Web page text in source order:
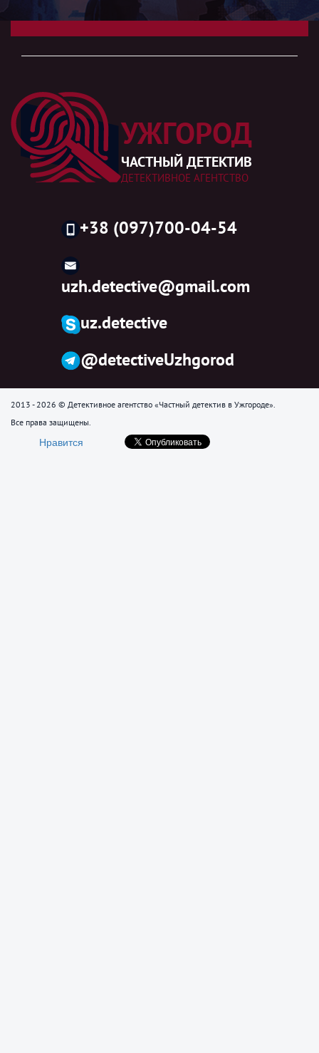
УЖГОРОД
ЧАСТНЫЙ ДЕТЕКТИВ
ДЕТЕКТИВНОЕ АГЕНТСТВО
+38 (097)700-04-54
uzh.detective@gmail.com
uz.detective
@detectiveUzhgorod
2013 - 2026 © Детективное агентство «Частный детектив в Ужгороде».
Все права защищены.
Нравится